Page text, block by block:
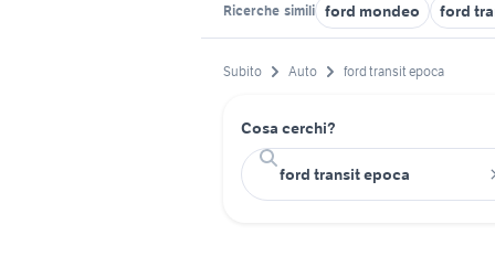
Ricerche simili ford mondeo ford
Subito Auto ford transit epoca
Cosa cerchi?